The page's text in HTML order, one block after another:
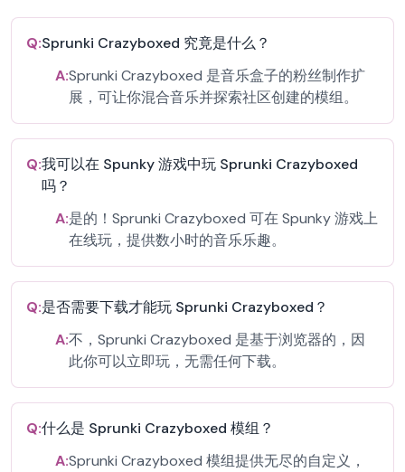
Q:Sprunki Crazyboxed 究竟是什么？
A:Sprunki Crazyboxed 是音乐盒子的粉丝制作扩
展，可让你混合音乐并探索社区创建的模组。
Q:我可以在 Spunky 游戏中玩 Sprunki Crazyboxed
吗？
A:是的！Sprunki Crazyboxed 可在 Spunky 游戏上
在线玩，提供数小时的音乐乐趣。
Q:是否需要下载才能玩 Sprunki Crazyboxed？
A:不，Sprunki Crazyboxed 是基于浏览器的，因
此你可以立即玩，无需任何下载。
Q:什么是 Sprunki Crazyboxed 模组？
A:Sprunki Crazyboxed 模组提供无尽的自定义，